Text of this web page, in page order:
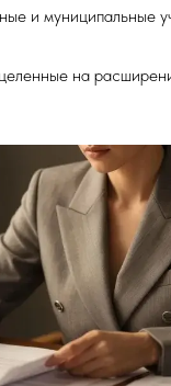
и муниципальные
на